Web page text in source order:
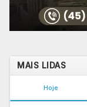
MAIS LIDAS
Hoje